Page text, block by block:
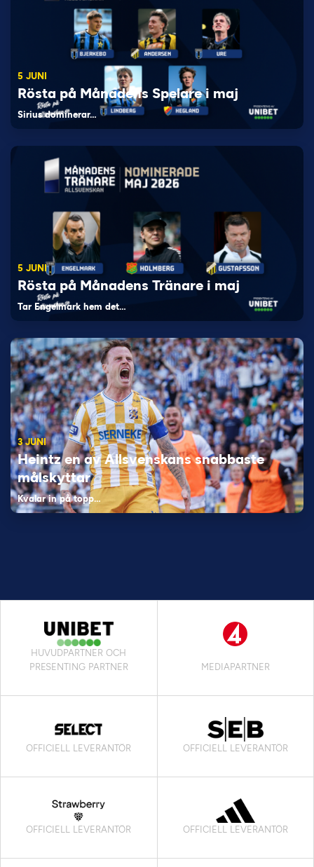
5 JUNI
Rösta på Månadens Spelare i maj
Sirius dominerar…
5 JUNI
Rösta på Månadens Tränare i maj
Tar Engelmark hem det…
3 JUNI
Heintz en av Allsvenskans snabbaste
målskyttar
Kvalar in på topp…
HUVUDPARTNER OCH
PRESENTING PARTNER
MEDIAPARTNER
OFFICIELL LEVERANTÖR OFFICIELL LEVERANTÖR
OFFICIELL LEVERANTÖR OFFICIELL LEVERANTÖR